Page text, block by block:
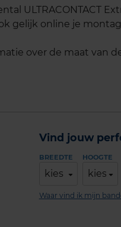
ULTRACONTACT
gelijk online je
over de maat van
Vind jouw
BREEDTE
kies
HOOGTE
kies
Waar vind ik mijn